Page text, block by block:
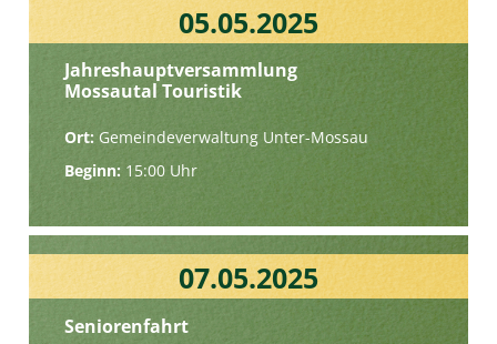
05.05.2025
Jahreshauptversammlung
Mossautal Touristik
Ort:Gemeindeverwaltung Unter-Mossau
Beginn: 15:00 Uhr
07.05.2025
Seniorenfahrt